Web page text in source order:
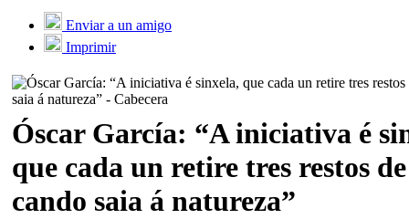
Enviar a un amigo
Imprimir
Óscar García: “A iniciativa é
que cada un retire tres restos
cando saia á natureza”